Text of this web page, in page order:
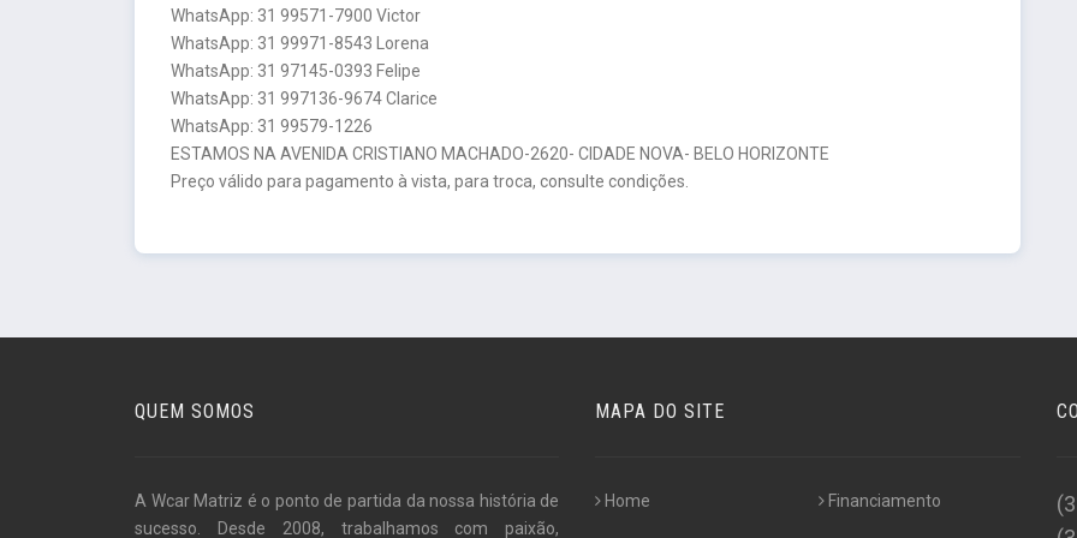
WhatsApp: 31 99571-7900 Victor
WhatsApp: 31 99971-8543 Lorena
WhatsApp: 31 97145-0393 Felipe
WhatsApp: 31 997136-9674 Clarice
WhatsApp: 31 99579-1226
ESTAMOS NA AVENIDA CRISTIANO MACHADO-2620- CIDADE NOVA- BELO HORIZONTE
Preço válido para pagamento à vista, para troca, consulte condições.
QUEM SOMOS
A Wcar Matriz é o ponto de partida da nossa história de
sucesso. Desde 2008, trabalhamos com paixão,
MAPA DO SITE
Home Financiamento